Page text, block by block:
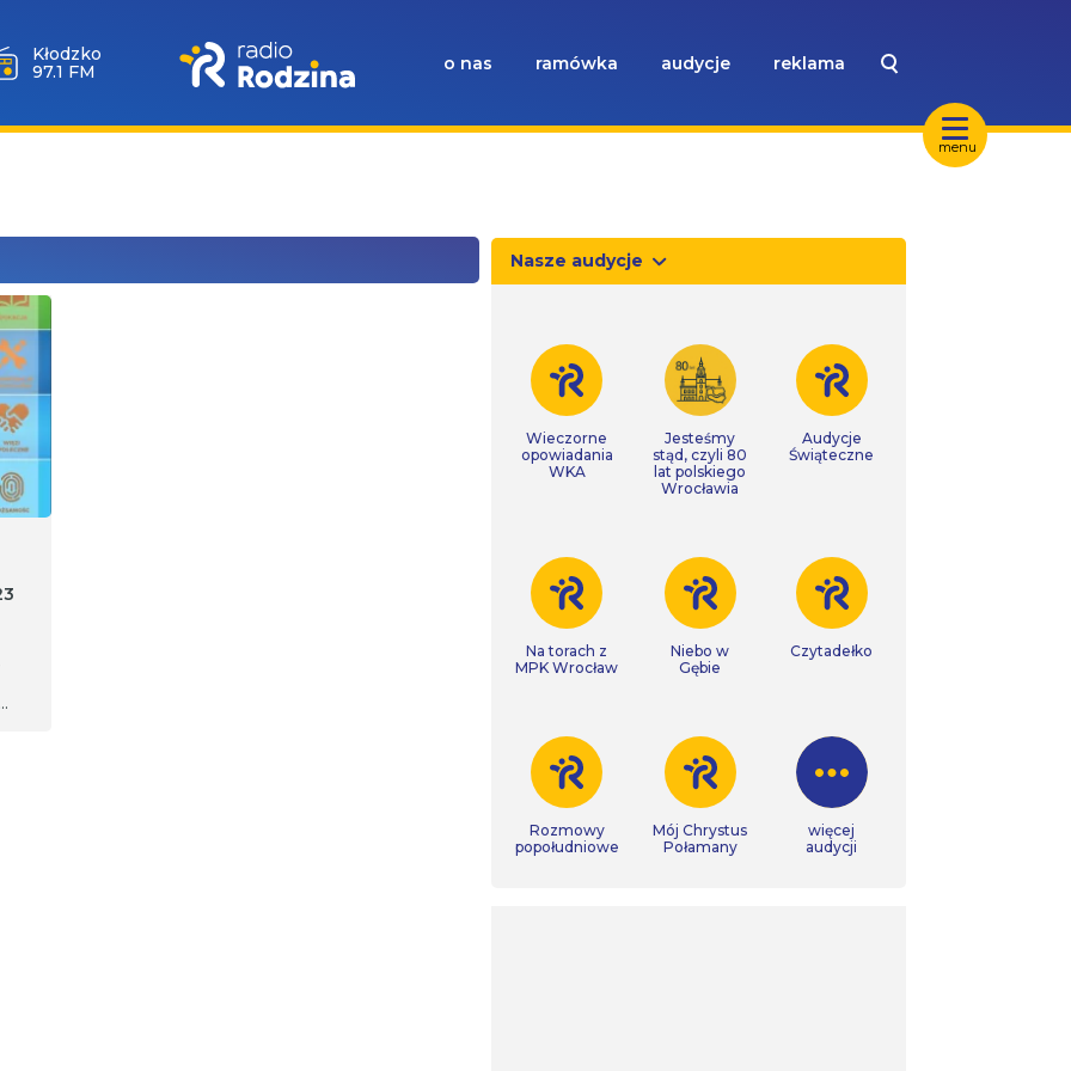
menu
Wołów
99.6 FM
o nas ramówka audycje reklama
Nasze audycje
Wieczorne
opowiadania
WKA
Jesteśmy
stąd, czyli 80
lat polskiego
Wrocławia
Audycje
Świąteczne
Na torach z
MPK Wrocław
Niebo w
Gębie
Czytadełko
Rozmowy
popołudniowe
Mój Chrystus
Połamany
więcej
audycji